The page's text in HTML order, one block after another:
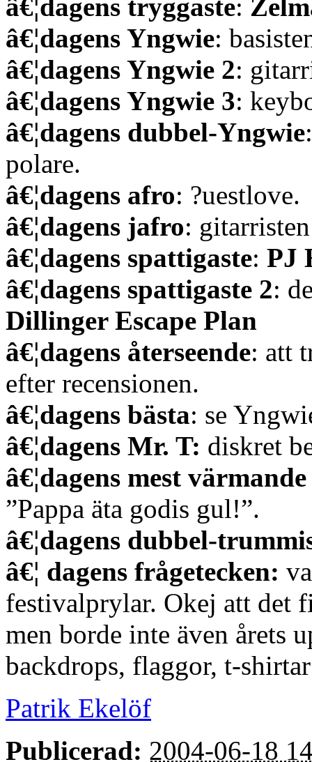
â€¦dagens tryggaste:
â€¦dagens Yngwie:
â€¦dagens Yngwie 2:
â€¦dagens Yngwie 3:
â€¦dagens dubbel-Yngwie
polare.
â€¦dagens afro: ?uestlove.
â€¦dagens jafro:
â€¦dagens spattigaste: PJ
â€¦dagens spattigaste 2:
Dillinger Escape Plan
â€¦dagens återseende: att
efter recensionen.
â€¦dagens bästa: se
â€¦dagens Mr. T: diskret
â€¦dagens mest
”Pappa äta godis gul!”.
â€¦dagens dubbel-
â€¦ dagens frågetecken:
festivalprylar. Okej att det
men borde inte även årets
backdrops, flaggor, t-
Patrik Ekelöf
Publicerad: 2004-06-18